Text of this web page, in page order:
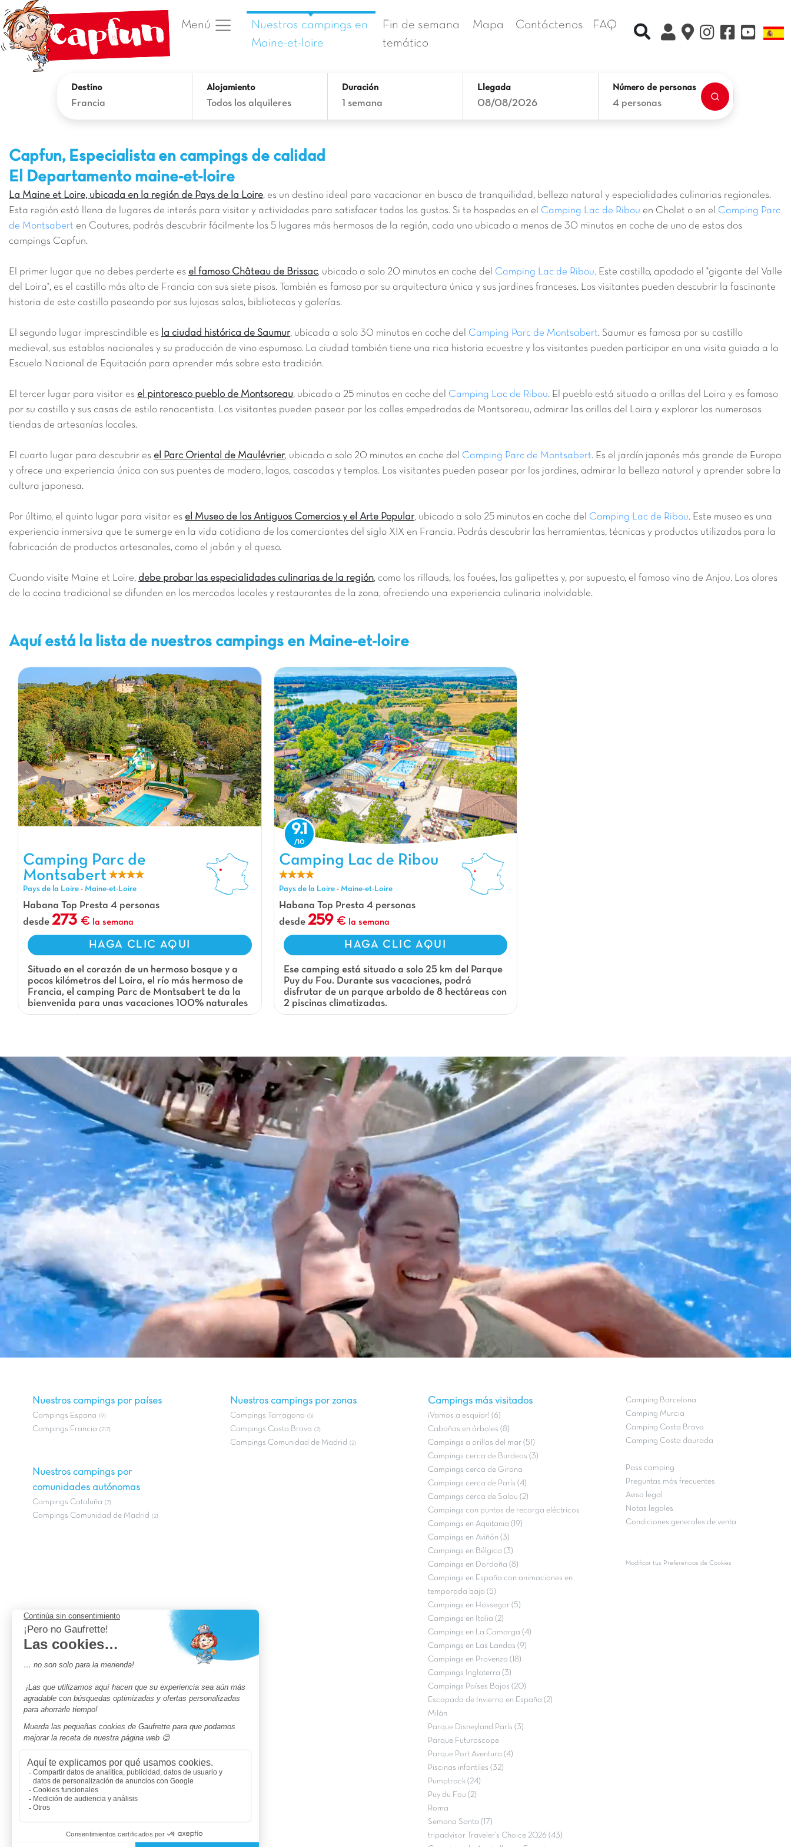
Menú
Nuestros campings en
Maine-et-loire
Fin de semana
temático
Mapa Contáctenos FAQ
Recherche rapide
Destino
Francia
Alojamiento
Todos los alquileres
Duración
1 semana
Llegada
08/08/2026
Número de personas
4 personas
Capfun, Especialista en campings de calidad
El Departamento maine-et-loire
La Maine et Loire, ubicada en la región de Pays de la Loire, es un destino ideal para vacacionar en busca de tranquilidad, belleza natural y especialidades culinarias regionales.
Esta región está llena de lugares de interés para visitar y actividades para satisfacer todos los gustos. Si te hospedas en el Camping Lac de Ribou en Cholet o en el Camping Parc
de Montsabert en Coutures, podrás descubrir fácilmente los 5 lugares más hermosos de la región, cada uno ubicado a menos de 30 minutos en coche de uno de estos dos
campings Capfun.
El primer lugar que no debes perderte es el famoso Château de Brissac, ubicado a solo 20 minutos en coche del Camping Lac de Ribou. Este castillo, apodado el "gigante del Valle
del Loira", es el castillo más alto de Francia con sus siete pisos. También es famoso por su arquitectura única y sus jardines franceses. Los visitantes pueden descubrir la fascinante
historia de este castillo paseando por sus lujosas salas, bibliotecas y galerías.
El segundo lugar imprescindible es la ciudad histórica de Saumur, ubicada a solo 30 minutos en coche del Camping Parc de Montsabert. Saumur es famosa por su castillo
medieval, sus establos nacionales y su producción de vino espumoso. La ciudad también tiene una rica historia ecuestre y los visitantes pueden participar en una visita guiada a la
Escuela Nacional de Equitación para aprender más sobre esta tradición.
El tercer lugar para visitar es el pintoresco pueblo de Montsoreau, ubicado a 25 minutos en coche del Camping Lac de Ribou. El pueblo está situado a orillas del Loira y es famoso
por su castillo y sus casas de estilo renacentista. Los visitantes pueden pasear por las calles empedradas de Montsoreau, admirar las orillas del Loira y explorar las numerosas
tiendas de artesanías locales.
El cuarto lugar para descubrir es el Parc Oriental de Maulévrier, ubicado a solo 20 minutos en coche del Camping Parc de Montsabert. Es el jardín japonés más grande de Europa
y ofrece una experiencia única con sus puentes de madera, lagos, cascadas y templos. Los visitantes pueden pasear por los jardines, admirar la belleza natural y aprender sobre la
cultura japonesa.
Por último, el quinto lugar para visitar es el Museo de los Antiguos Comercios y el Arte Popular, ubicado a solo 25 minutos en coche del Camping Lac de Ribou. Este museo es una
experiencia inmersiva que te sumerge en la vida cotidiana de los comerciantes del siglo XIX en Francia. Podrás descubrir las herramientas, técnicas y productos utilizados para la
fabricación de productos artesanales, como el jabón y el queso.
Cuando visite Maine et Loire, debe probar las especialidades culinarias de la región, como los rillauds, los fouées, las galipettes y, por supuesto, el famoso vino de Anjou. Los olores
de la cocina tradicional se difunden en los mercados locales y restaurantes de la zona, ofreciendo una experiencia culinaria inolvidable.
Aquí está la lista de nuestros campings en Maine-et-loire
Camping Parc de
Montsabert
Pays de la Loire - Maine-et-Loire
Habana Top Presta 4 personas
desde 273 la semana
HAGA CLIC AQUI
Situado en el corazón de un hermoso bosque y a
pocos kilómetros del Loira, el río más hermoso de
Francia, el camping Parc de Montsabert te da la
bienvenida para unas vacaciones 100% naturales
Camping Lac de Ribou, Camping Pays de la Loire
9.1
Camping Lac de Ribou
Pays de la Loire- Maine-et-Loire
Habana Top Presta 4 personas
desde 259 la semana
HAGA CLIC AQUI
Ese camping está situado a solo 25 km del Parque
Puy du Fou. Durante sus vacaciones, podr
disfrutar de un parque arboldo de 8 hectáreas con
2 piscinas climatizadas.
Nuestros campings por países
Campings Espana (9)
Campings Francia (217)
Nuestros campings por
comunidades autónomas
Campings Cataluña (7)
Campings Comunidad de Madrid (2)
Nuestros campings por zonas
Campings Tarragona (5)
Campings Costa Brava (2)
Campings Comunidad de Madrid (2)
Campings más visitados
¡Vamos a esquiar! (6)
Cabañas en árboles (8)
Campings a orillas del mar (51)
Campings cerca de Burdeos (3)
Campings cerca de Girona
Campings cerca de París (4)
Campings cerca de Salou (2)
Campings con puntos de recarga eléctricos
Campings en Aquitania (19)
Campings en Aviñón (3)
Campings en Bélgica (3)
Campings en Dordoña (8)
Campings en España con animaciones en
temporada baja (5)
Campings en Hossegor (5)
Campings en Italia (2)
Campings en La Camarga (4)
Campings en Las Landas (9)
Campings en Provenza (18)
Campings Inglaterra (3)
Campings Países Bajos (20)
Escapada de Invierno en España (2)
Milán
Parque Disneyland París (3)
Parque Futuroscope
Parque Port Aventura (4)
Piscinas infantiles (32)
Pumptrack (24)
Puy du Fou (2)
Roma
Semana Santa (17)
tripadvisor Traveler’s Choice 2026 (43)
Camping Barcelona
Camping Murcia
Camping Costa Brava
Camping Costa daurada
Pass camping
Preguntas más frecuentes
Aviso legal
Notas legales
Condiciones generales de venta
Modificar tus Preferencias de Cookies